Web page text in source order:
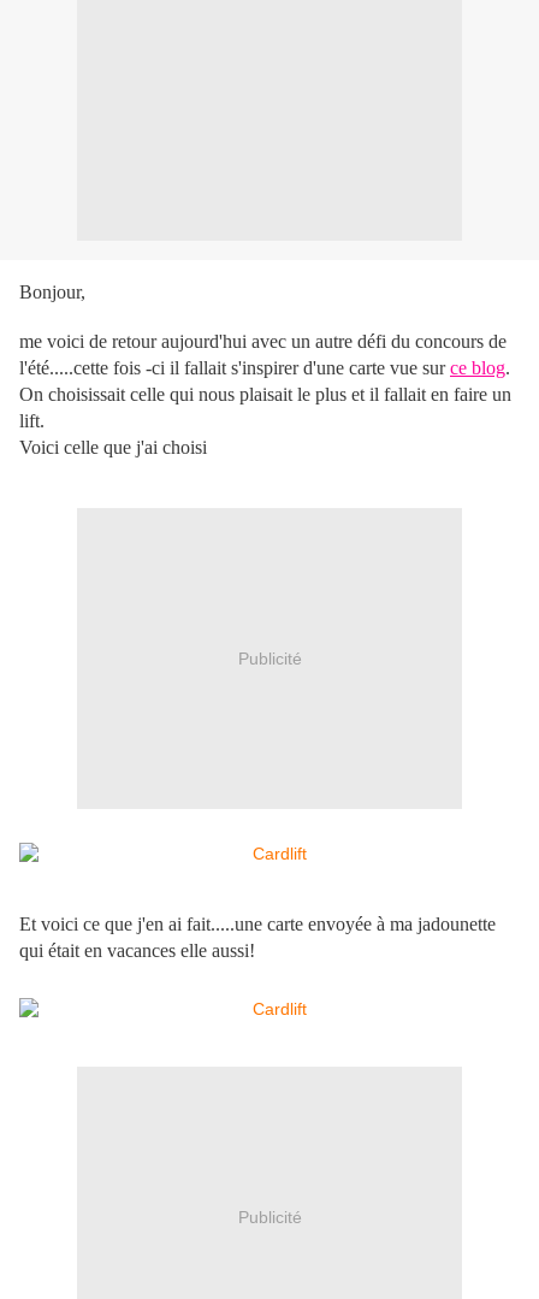
Bonjour,
me voici de retour aujourd'hui avec un autre défi du concours de
l'été.....cette fois -ci il fallait s'inspirer d'une carte vue surce blog.
On choisissait celle qui nous plaisait le plus et il fallait en faire un
lift.
Voici celle que j'ai choisi
Publicité
Et voici ce que j'en ai fait.....une carte envoyée à ma jadounette
qui était en vacances elle aussi!
Publicité